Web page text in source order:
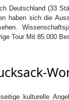
Deutschland (33
haben sich die
Tour Mit 85.000
kulturelle